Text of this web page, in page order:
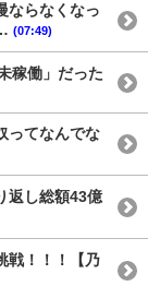
ならなくなっ
(07:49)
稼働」だった
ってなんでな
返し総額43億
戦！！！【乃